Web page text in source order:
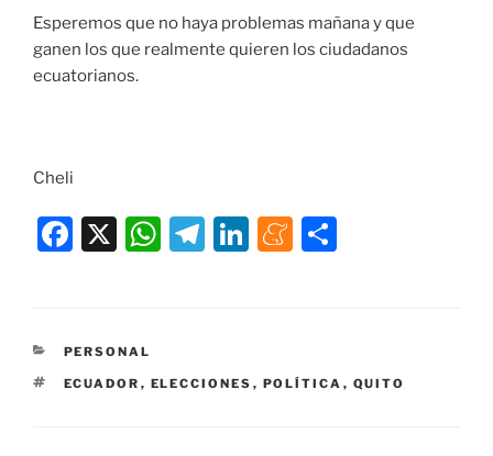
Esperemos que no haya problemas mañana y que
ganen los que realmente quieren los ciudadanos
ecuatorianos.
Cheli
F
e
b
X
W
A
T
a
Li
dI
M
a
ar
CATEGORÍAS
PERSONAL
ETIQUETAS
ECUADOR , ELECCIONES , POLÍTICA , QUITO